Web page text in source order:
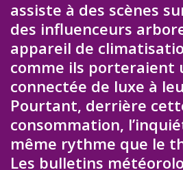
assiste à des scènes
des influenceurs
appareil de
comme ils porteraient
connectée de luxe à
Pourtant, derrière
consommation,
même rythme que le
Les bulletins